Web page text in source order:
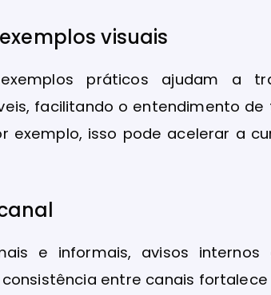
visuais
práticos ajudam a
facilitando o entendimento de
exemplo, isso pode acelerar a
e informais, avisos
entre canais